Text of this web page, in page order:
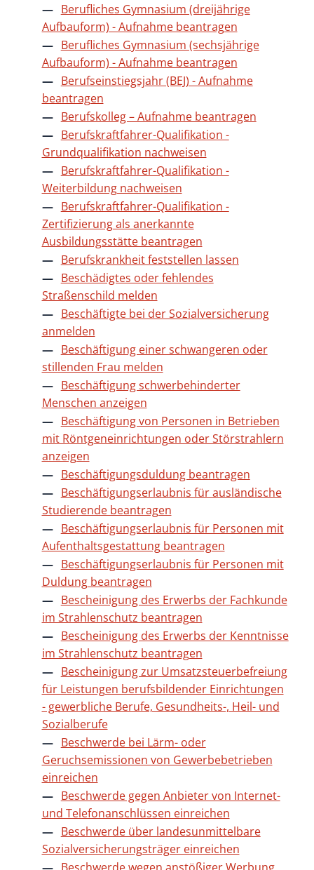
Berufliches Gymnasium (dreijährige
Aufbauform) - Aufnahme beantragen
Berufliches Gymnasium (sechsjährige
Aufbauform) - Aufnahme beantragen
Berufseinstiegsjahr (BEJ) - Aufnahme
beantragen
Berufskolleg – Aufnahme beantragen
Berufskraftfahrer-Qualifikation -
Grundqualifikation nachweisen
Berufskraftfahrer-Qualifikation -
Weiterbildung nachweisen
Berufskraftfahrer-Qualifikation -
Zertifizierung als anerkannte
Ausbildungsstätte beantragen
Berufskrankheit feststellen lassen
Beschädigtes oder fehlendes
Straßenschild melden
Beschäftigte bei der Sozialversicherung
anmelden
Beschäftigung einer schwangeren oder
stillenden Frau melden
Beschäftigung schwerbehinderter
Menschen anzeigen
Beschäftigung von Personen in Betrieben
mit Röntgeneinrichtungen oder Störstrahlern
anzeigen
Beschäftigungsduldung beantragen
Beschäftigungserlaubnis für ausländische
Studierende beantragen
Beschäftigungserlaubnis für Personen mit
Aufenthaltsgestattung beantragen
Beschäftigungserlaubnis für Personen mit
Duldung beantragen
Bescheinigung des Erwerbs der Fachkunde
im Strahlenschutz beantragen
Bescheinigung des Erwerbs der Kenntnisse
im Strahlenschutz beantragen
Bescheinigung zur Umsatzsteuerbefreiung
für Leistungen berufsbildender Einrichtungen
- gewerbliche Berufe, Gesundheits-, Heil- und
Sozialberufe
Beschwerde bei Lärm- oder
Geruchsemissionen von Gewerbebetrieben
einreichen
Beschwerde gegen Anbieter von Internet-
und Telefonanschlüssen einreichen
Beschwerde über landesunmittelbare
Sozialversicherungsträger einreichen